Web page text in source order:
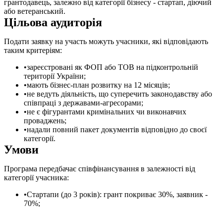
грантодавець, залежно від категорії бізнесу - стартап, діючий
або ветеранський.
Цільова аудиторія
Подати заявку на участь можуть учасники, які відповідають
таким критеріям:
зареєстровані як ФОП або ТОВ на підконтрольній
території України;
мають бізнес-план розвитку на 12 місяців;
не ведуть діяльність, що суперечить законодавству або
співпраці з державами-агресорами;
не є фігурантами кримінальних чи виконавчих
проваджень;
надали повний пакет документів відповідно до своєї
категорії.
Умови
Програма передбачає співфінансування в залежності від
категорії учасника:
Стартапи (до 3 років): грант покриває 30%, заявник -
70%;